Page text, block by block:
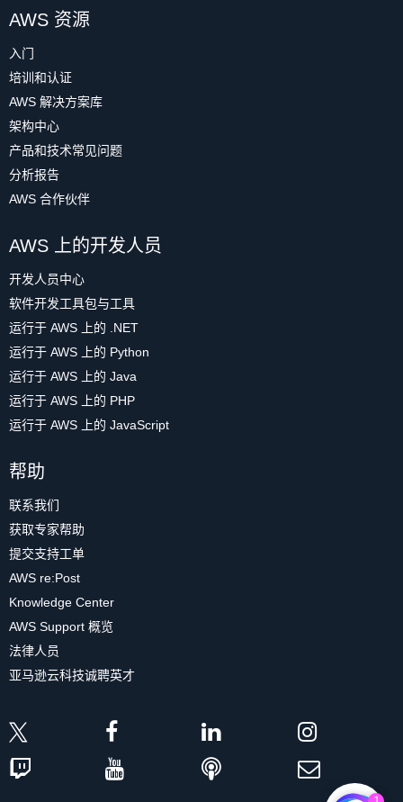
AWS 资源
入门
培训和认证
AWS 解决方案库
架构中心
产品和技术常见问题
分析报告
AWS 合作伙伴
AWS 上的开发人员
开发人员中心
软件开发工具包与工具
运行于 AWS 上的 .NET
运行于 AWS 上的 Python
运行于 AWS 上的 Java
运行于 AWS 上的 PHP
运行于 AWS 上的 JavaScript
帮助
联系我们
获取专家帮助
提交支持工单
AWS re:Post
Knowledge Center
AWS Support 概览
法律人员
亚马逊云科技诚聘英才